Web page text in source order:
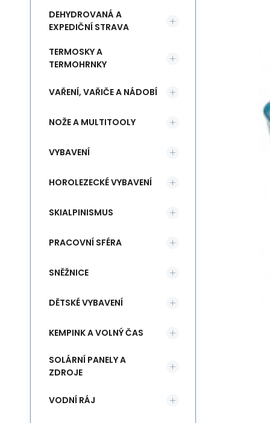
DEHYDROVANÁ A
EXPEDIČNÍ STRAVA
TERMOSKY A
TERMOHRNKY
VAŘENÍ, VAŘIČE A NÁDOBÍ
NOŽE A MULTITOOLY
VYBAVENÍ
HOROLEZECKÉ VYBAVENÍ
SKIALPINISMUS
PRACOVNÍ SFÉRA
SNĚŽNICE
DĚTSKÉ VYBAVENÍ
KEMPINK A VOLNÝ ČAS
SOLÁRNÍ PANELY A
ZDROJE
VODNÍ RÁJ